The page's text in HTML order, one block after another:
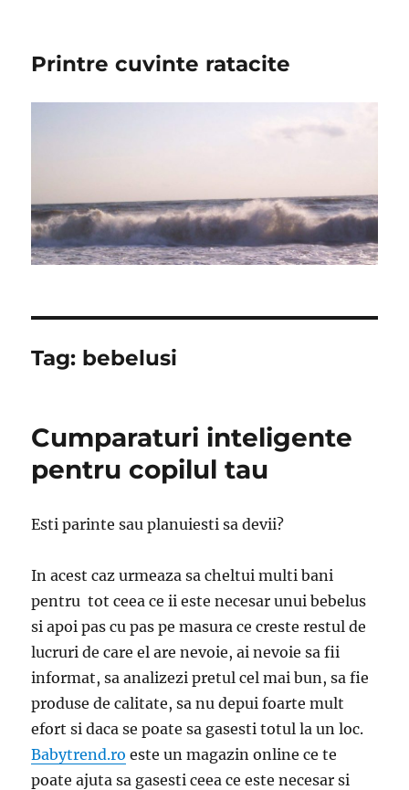
Printre cuvinte ratacite
Tag: bebelusi
Cumparaturi inteligente
pentru copilul tau
Esti parinte sau planuiesti sa devii?
In acest caz urmeaza sa cheltui multi bani
pentru tot ceea ce ii este necesar unui bebelus
si apoi pas cu pas pe masura ce creste restul de
lucruri de care el are nevoie, ai nevoie sa fii
informat, sa analizezi pretul cel mai bun, sa fie
produse de calitate, sa nu depui foarte mult
efort si daca se poate sa gasesti totul la un loc.
Babytrend.ro este un magazin online ce te
poate ajuta sa gasesti ceea ce este necesar si